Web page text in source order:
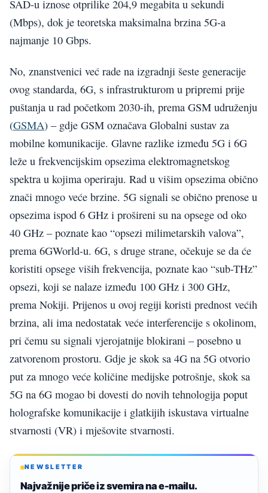
SAD-u iznose otprilike 204,9 megabita u sekundi
(Mbps), dok je teoretska maksimalna brzina 5G-a
najmanje 10 Gbps.
No, znanstvenici već rade na izgradnji šeste generacije
ovog standarda, 6G, s infrastrukturom u pripremi prije
puštanja u rad početkom 2030-ih, prema GSM udruženju
(GSMA) – gdje GSM označava Globalni sustav za
mobilne komunikacije. Glavne razlike između 5G i 6G
leže u frekvencijskim opsezima elektromagnetskog
spektra u kojima operiraju. Rad u višim opsezima obično
znači mnogo veće brzine. 5G signali se obično prenose u
opsezima ispod 6 GHz i prošireni su na opsege od oko
40 GHz – poznate kao “opsezi milimetarskih valova”,
prema 6GWorld-u. 6G, s druge strane, očekuje se da će
koristiti opsege viših frekvencija, poznate kao “sub-THz”
opsezi, koji se nalaze između 100 GHz i 300 GHz,
prema Nokiji. Prijenos u ovoj regiji koristi prednost većih
brzina, ali ima nedostatak veće interferencije s okolinom,
pri čemu su signali vjerojatnije blokirani – posebno u
zatvorenom prostoru. Gdje je skok sa 4G na 5G otvorio
put za mnogo veće količine medijske potrošnje, skok sa
5G na 6G mogao bi dovesti do novih tehnologija poput
holografske komunikacije i glatkijih iskustava virtualne
stvarnosti (VR) i mješovite stvarnosti.
NEWSLETTER
Najvažnije priče iz svemira na e-mailu.